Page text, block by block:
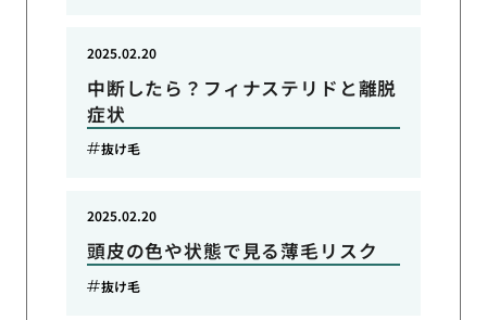
中断したら？フィナステリドと離脱
症状
2025.02.20
抜け毛
頭皮の色や状態で見る薄毛リスク
2025.02.20
抜け毛